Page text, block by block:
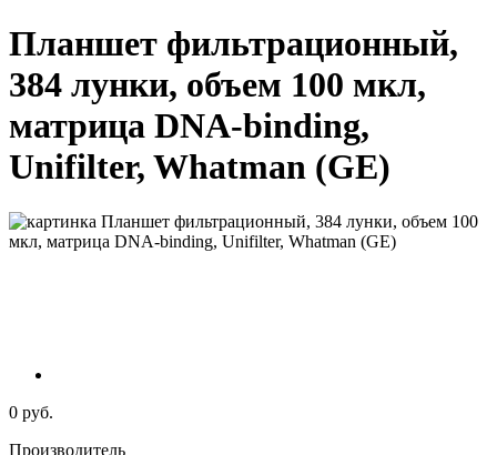
Планшет фильтрационный,
384 лунки, объем 100 мкл,
матрица DNA-binding,
Unifilter, Whatman (GE)
0 руб.
Производитель